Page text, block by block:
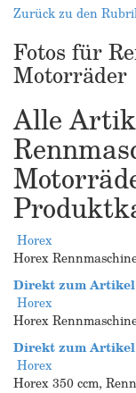
Zurück zu den
Fotos für
Motorräder
Alle
Horex
Horex
Direkt zum Artikel
Horex
Horex
Direkt zum Artikel
Horex
Horex 350 ccm,